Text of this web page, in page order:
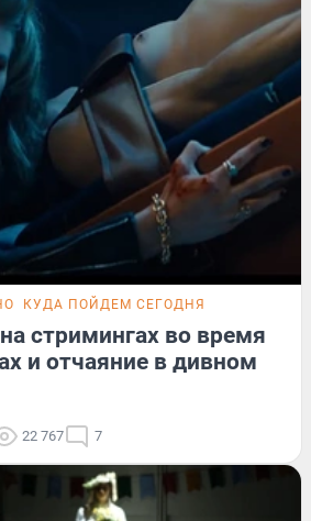
КУДА ПОЙДЕМ СЕГОДНЯ
стримингах во время
и отчаяние в дивном
22 767 7